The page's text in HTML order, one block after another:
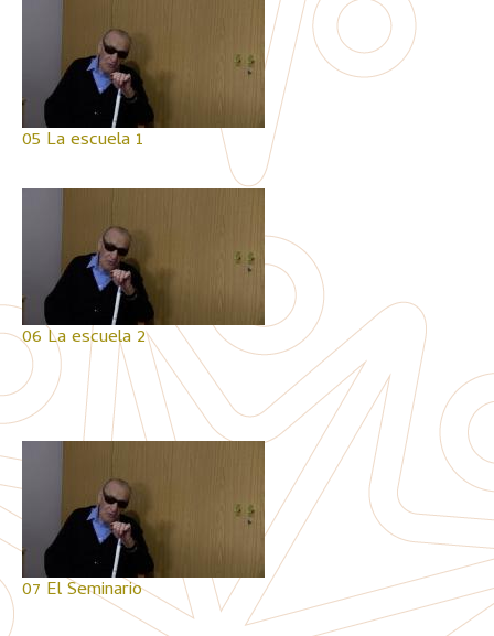
05 La escuela 1
06 La escuela 2
07 El Seminario